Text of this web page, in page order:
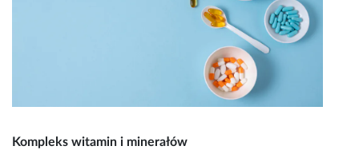
Kompleks witamin i minerałów